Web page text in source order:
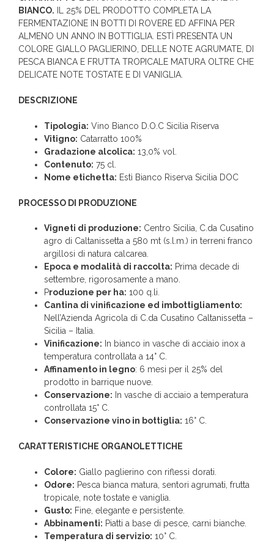
BIANCO. IL 25% DEL PRODOTTO COMPLETA LA
FERMENTAZIONE IN BOTTI DI ROVERE ED AFFINA PER
ALMENO UN ANNO IN BOTTIGLIA. ESTÌ PRESENTA UN
COLORE GIALLO PAGLIERINO, DELLE NOTE AGRUMATE, DI
PESCA BIANCA E FRUTTA TROPICALE MATURA OLTRE CHE
DELICATE NOTE TOSTATE E DI VANIGLIA.
DESCRIZIONE
Tipologia: Vino Bianco D.O.C Sicilia Riserva
Vitigno: Catarratto 100%
Gradazione alcolica: 13,0% vol.
Contenuto: 75 cl.
Nome etichetta: Estì Bianco Riserva Sicilia DOC
PROCESSO DI PRODUZIONE
Vigneti di produzione: Centro Sicilia, C.da Cusatino
agro di Caltanissetta a 580 mt (s.l.m.) in terreni franco
argillosi di natura calcarea.
Epoca e modalità di raccolta: Prima decade di
settembre, rigorosamente a mano.
Produzione per ha: 100 q.li.
Cantina di vinificazione ed imbottigliamento:
Nell’Azienda Agricola di C.da Cusatino Caltanissetta –
Sicilia – Italia.
Vinificazione: In bianco in vasche di acciaio inox a
temperatura controllata a 14° C.
Affinamento in legno: 6 mesi per il 25% del
prodotto in barrique nuove.
Conservazione: In vasche di acciaio a temperatura
controllata 15° C.
Conservazione vino in bottiglia: 16° C.
CARATTERISTICHE ORGANOLETTICHE
Colore: Giallo paglierino con riflessi dorati.
Odore: Pesca bianca matura, sentori agrumati, frutta
tropicale, note tostate e vaniglia.
Gusto: Fine, elegante e persistente.
Abbinamenti: Piatti a base di pesce, carni bianche.
Temperatura di servizio: 10° C.